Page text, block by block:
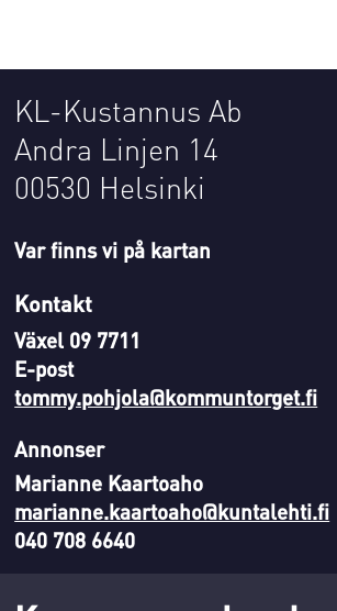
KL-Kustannus Ab
Andra Linjen 14
00530 Helsinki
Var finns vi på kartan
Kontakt
Växel 09 7711
E-post
tommy.pohjola@kommuntorget.fi
Annonser
Marianne Kaartoaho
marianne.kaartoaho@kuntalehti.fi
040 708 6640